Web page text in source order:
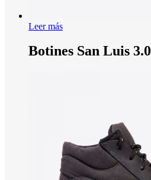
Leer más
Botines San Luis 3.0